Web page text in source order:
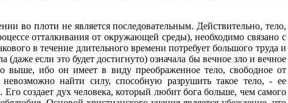
во плоти не является последовательным. Действительно, тело,
отталкивания от окружающей среды), необходимо связано с
в течение длительного времени потребует большого труда и
если это будет достигнуто) означала бы вечное зло и вечное
выше, ибо он имеет в виду преображенное тело, свободное от
найти силу, способную разрушить такое тело, - ее
создает дух человека, который любит бога больше, чем самого